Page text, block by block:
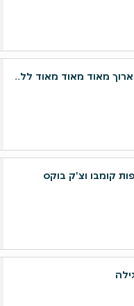
מאוד מאוד מאוד ללא
קומבו וצ'ק בוקס